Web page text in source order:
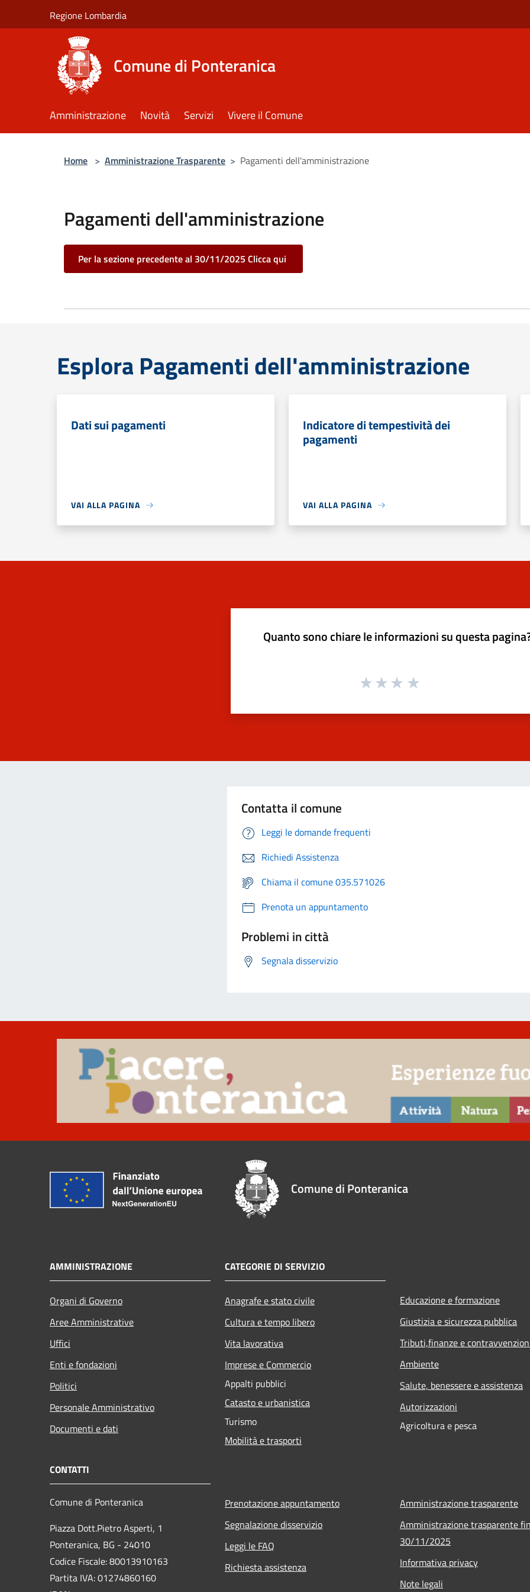
Regione Lombardia
Comune di Ponteranica
Amministrazione Novità Servizi Vivere il Comune
Home > Amministrazione Trasparente > Pagamenti dell'amministrazione
Pagamenti dell'amministrazione
Per la sezione precedente al 30/11/2025 Clicca qui
Esplora Pagamenti dell'amministrazione
Dati sui pagamenti
VAI ALLA PAGINA
Indicatore di tempestività dei
pagamenti
VAI ALLA PAGINA
Quanto sono chiare le informazioni su questa
Contatta il comune
Leggi le domande frequenti
Richiedi Assistenza
Chiama il comune 035.571026
Prenota un appuntamento
Problemi in città
Segnala disservizio
Comune di Ponteranica
AMMINISTRAZIONE
Organi di Governo
Aree Amministrative
Uffici
Enti e fondazioni
Politici
Personale Amministrativo
Documenti e dati
CATEGORIE DI SERVIZIO
Anagrafe e stato civile
Cultura e tempo libero
Vita lavorativa
Imprese e Commercio
Appalti pubblici
Catasto e urbanistica
Turismo
Mobilità e trasporti
Educazione e formazione
Giustizia e sicurezza pubblica
Tributi,finanze e
Ambiente
Salute, benessere e assistenza
Autorizzazioni
Agricoltura e pesca
CONTATTI
Comune di Ponteranica
Piazza Dott.Pietro Asperti, 1
Ponteranica, BG - 24010
Codice Fiscale: 80013910163
Partita IVA: 01274860160
Prenotazione appuntamento
Segnalazione disservizio
Leggi le FAQ
Richiesta assistenza
Amministrazione trasparente
Amministrazione trasparente
30/11/2025
Informativa privacy
Note legali